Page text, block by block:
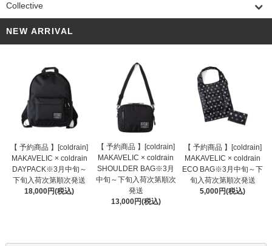
Collective
NEW ARRIVAL
【 予約商品 】[coldrain]
MAKAVELIC × coldrain
DAYPACK※3月中旬～
下旬入荷次第順次発送
18,000円(税込)
【 予約商品 】[coldrain]
MAKAVELIC × coldrain
SHOULDER BAG※3月
中旬～下旬入荷次第順次
発送
13,000円(税込)
【 予約商品 】[coldrain]
MAKAVELIC × coldrain
ECO BAG※3月中旬～下
旬入荷次第順次発送
5,000円(税込)